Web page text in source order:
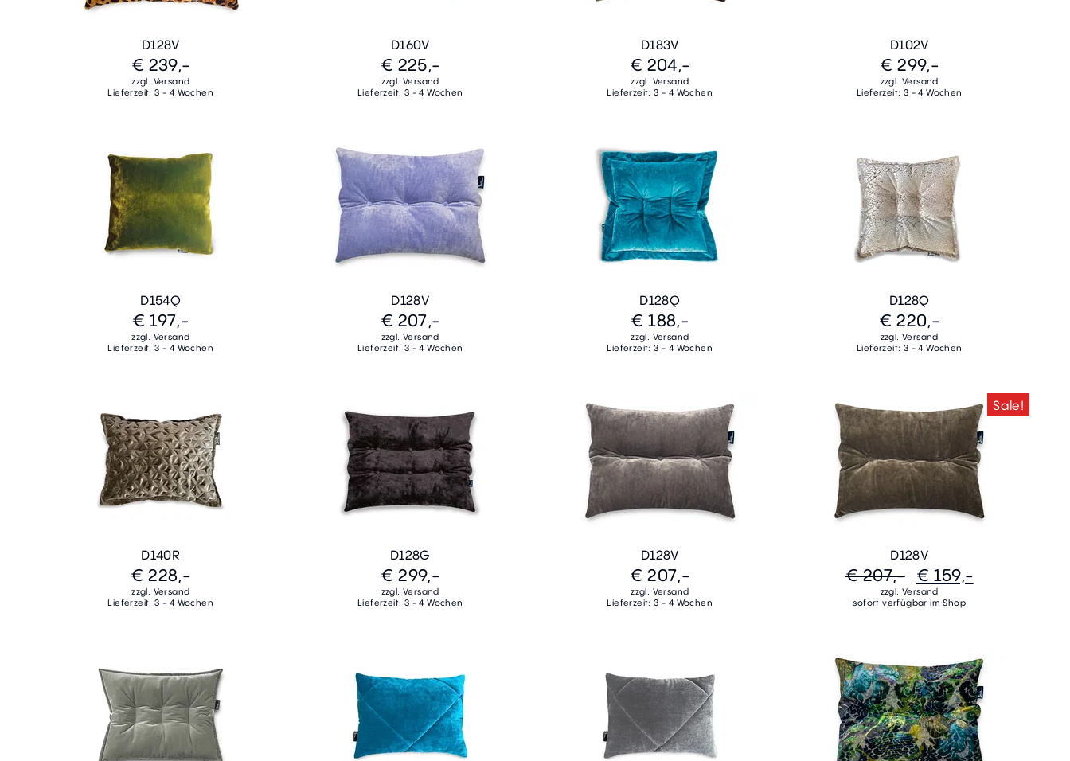
D128V
€ 239,-
zzgl. Versand
Lieferzeit: 3 - 4 Wochen
D160V
€ 225,-
zzgl. Versand
Lieferzeit: 3 - 4 Wochen
D183V
€ 204,-
zzgl. Versand
Lieferzeit: 3 - 4 Wochen
D102V
€ 299,-
zzgl. Versand
Lieferzeit: 3 - 4 Wochen
D154Q
€ 197,-
zzgl. Versand
Lieferzeit: 3 - 4 Wochen
D128V
€ 207,-
zzgl. Versand
Lieferzeit: 3 - 4 Wochen
D128Q
€ 188,-
zzgl. Versand
Lieferzeit: 3 - 4 Wochen
D128Q
€ 220,-
zzgl. Versand
Lieferzeit: 3 - 4 Wochen
D140R
€ 228,-
zzgl. Versand
Lieferzeit: 3 - 4 Wochen
D128G
€ 299,-
zzgl. Versand
Lieferzeit: 3 - 4 Wochen
D128V
€ 207,-
zzgl. Versand
Lieferzeit: 3 - 4 Wochen
Sale!
D128V
€ 207,- € 159,-
zzgl. Versand
sofort verfügbar im Shop